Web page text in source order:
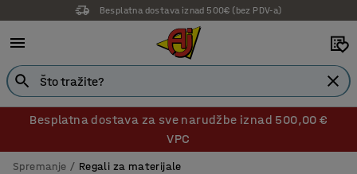
14 dana prava na povrat
Besplatna dostava za sve narudžbe iznad 500,00 €
VPC
Spremanje Regali za materijale